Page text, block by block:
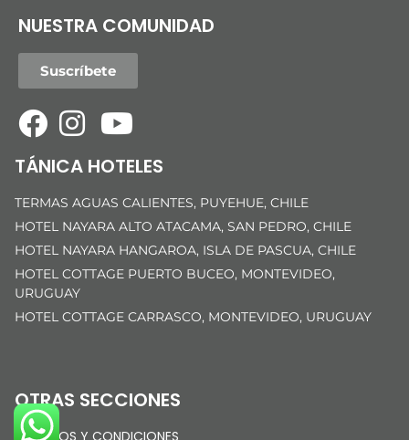
NUESTRA COMUNIDAD
Suscríbete
TÁNICA HOTELES
TERMAS AGUAS CALIENTES, PUYEHUE, CHILE
HOTEL NAYARA ALTO ATACAMA, SAN PEDRO, CHILE
HOTEL NAYARA HANGAROA, ISLA DE PASCUA, CHILE
HOTEL COTTAGE PUERTO BUCEO, MONTEVIDEO,
URUGUAY
HOTEL COTTAGE CARRASCO, MONTEVIDEO, URUGUAY
OTRAS SECCIONES
TÉRMINOS Y CONDICIONES